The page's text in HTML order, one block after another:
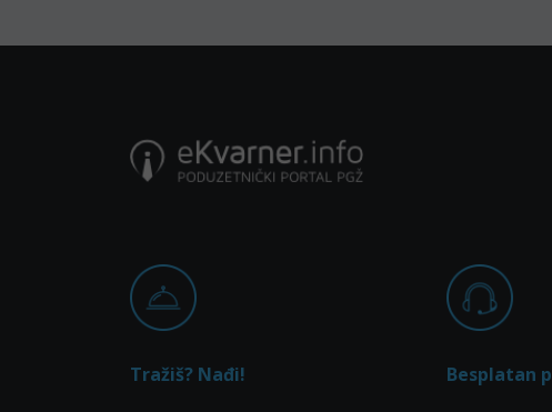
Tražiš? Nađi! Besplatan